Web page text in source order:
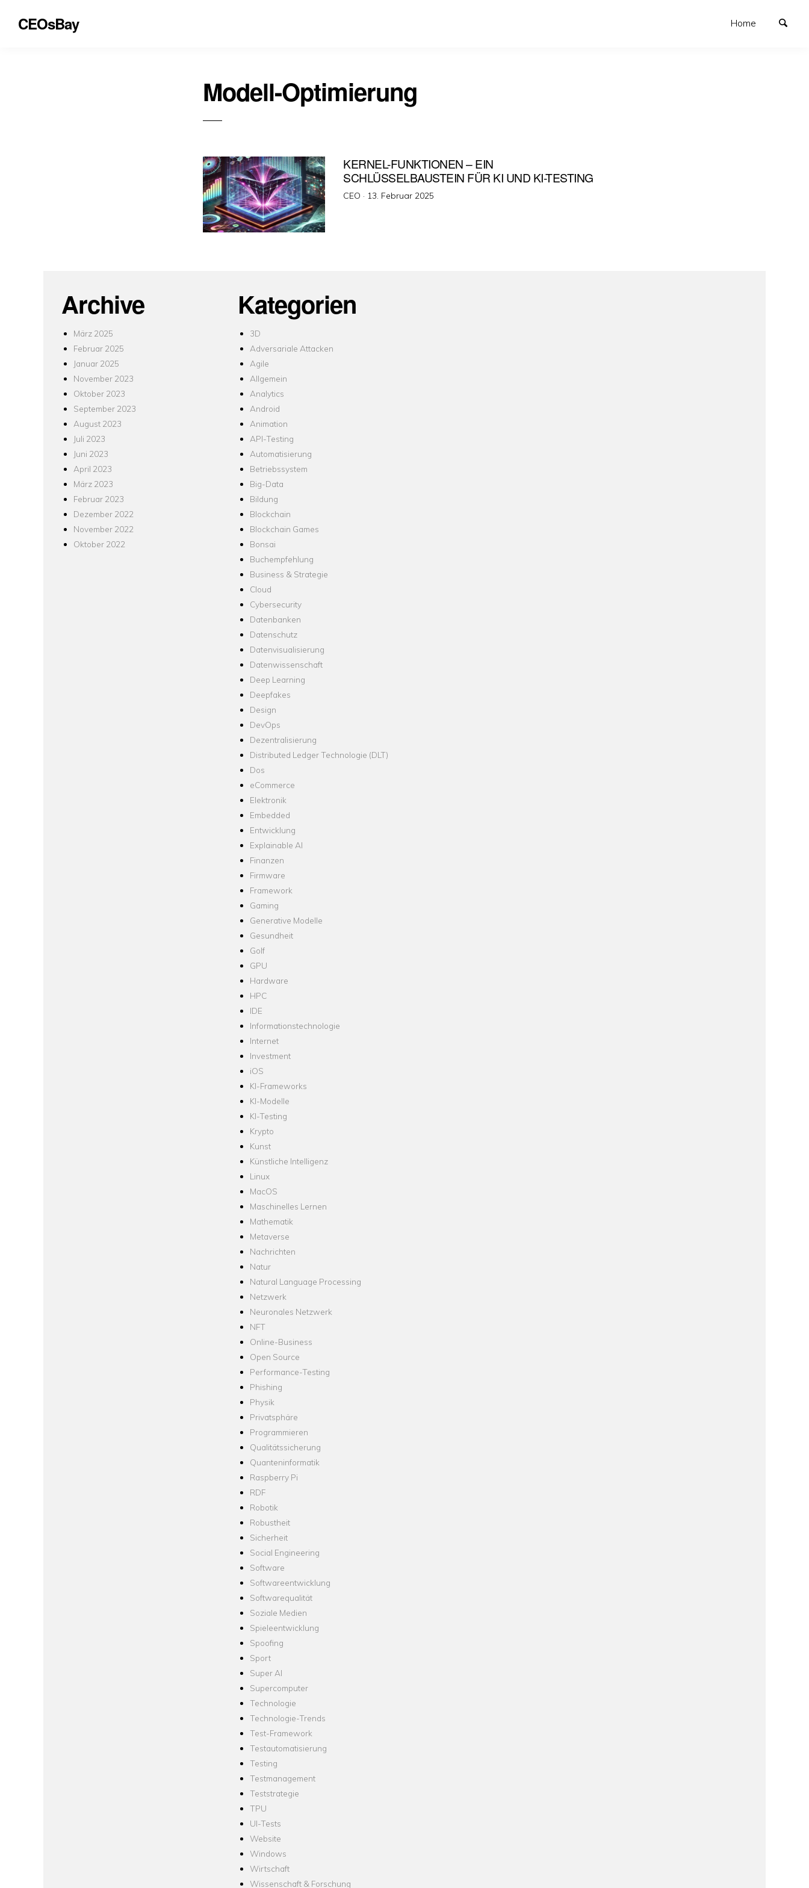
CEOsBay Home
Modell-Optimierung
KERNEL-FUNKTIONEN – EIN
SCHLÜSSELBAUSTEIN FÜR KI UND KI-TESTING
CEO · Veröffentlicht
13. Februar 2025
Archive
März 2025
Februar 2025
Januar 2025
November 2023
Oktober 2023
September 2023
August 2023
Juli 2023
Juni 2023
April 2023
März 2023
Februar 2023
Dezember 2022
November 2022
Oktober 2022
Kategorien
3D
Adversariale Attacken
Agile
Allgemein
Analytics
Android
Animation
API-Testing
Automatisierung
Betriebssystem
Big-Data
Bildung
Blockchain
Blockchain Games
Bonsai
Buchempfehlung
Business & Strategie
Cloud
Cybersecurity
Datenbanken
Datenschutz
Datenvisualisierung
Datenwissenschaft
Deep Learning
Deepfakes
Design
DevOps
Dezentralisierung
Distributed Ledger Technologie (DLT)
Dos
eCommerce
Elektronik
Embedded
Entwicklung
Explainable AI
Finanzen
Firmware
Framework
Gaming
Generative Modelle
Gesundheit
Golf
GPU
Hardware
HPC
IDE
Informationstechnologie
Internet
Investment
iOS
KI-Frameworks
KI-Modelle
KI-Testing
Krypto
Kunst
Künstliche Intelligenz
Linux
MacOS
Maschinelles Lernen
Mathematik
Metaverse
Nachrichten
Natur
Natural Language Processing
Netzwerk
Neuronales Netzwerk
NFT
Online-Business
Open Source
Performance-Testing
Phishing
Physik
Privatsphäre
Programmieren
Qualitätssicherung
Quanteninformatik
Raspberry Pi
RDF
Robotik
Robustheit
Sicherheit
Social Engineering
Software
Softwareentwicklung
Softwarequalität
Soziale Medien
Spieleentwicklung
Spoofing
Sport
Super AI
Supercomputer
Technologie
Technologie-Trends
Test-Framework
Testautomatisierung
Testing
Testmanagement
Teststrategie
TPU
UI-Tests
Website
Windows
Wirtschaft
Wissenschaft & Forschung